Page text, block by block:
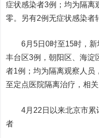
症状感染者3例；均为隔离
零。另有2例无症状感染者
6月5日0时至15时，新
丰台区3例，朝阳区、海淀
者1例；均为隔离观察人员
至定点医院隔离治疗，相
4月22日以来北京市累
者